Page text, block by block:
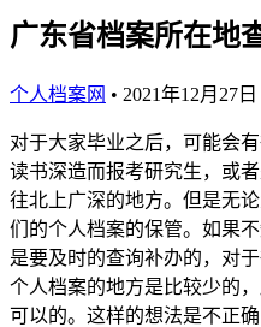
广东省档案所在地
个人档案网 • 2021年12月27
对于大家毕业之后，可能会
读书深造而报考研究生，或
往北上广深的地方。但是无
们的个人档案的保管。如果
是要及时的查询补办的，对
个人档案的地方是比较少的
可以的。这样的想法是不正确